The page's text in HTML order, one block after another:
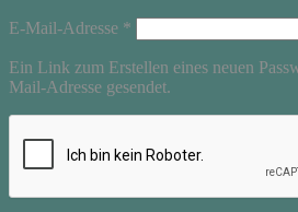
E-Mail-Adresse *
Ein Link zum Erstellen eines neuen
Mail-Adresse gesendet.